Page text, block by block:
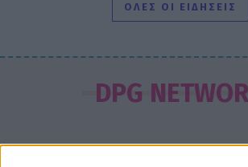
Ντόρα Κουτροκόη: Στο Παρίσι με τον
έρωτα της ζωής της, τον γιο της
ΟΛΕΣ ΟΙ ΕΙΔΗΣΕΙΣ
DPG